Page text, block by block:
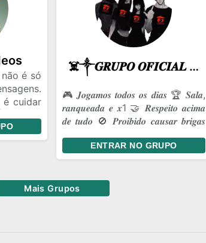
da sua
✔
✔
é só
é cuidar
ser
das
☠️༒𝑮𝑹𝑼𝑷𝑶 𝑶𝑭𝑰𝑪𝑰𝑨𝑳 𝑭𝑭༒☠️
🎮 𝑱𝒐𝒈𝒂𝒎𝒐𝒔 𝒕𝒐𝒅𝒐𝒔 𝒐𝒔 𝒅𝒊𝒂𝒔 🏆 𝑺𝒂𝒍𝒂,
𝒓𝒂𝒏𝒒𝒖𝒆𝒂𝒅𝒂 𝒆 𝒙1 🤝 𝑹𝒆𝒔𝒑𝒆𝒊𝒕𝒐 𝒂𝒄𝒊𝒎𝒂
𝒅𝒆 𝒕𝒖𝒅𝒐 🚫 𝑷𝒓𝒐𝒊𝒃𝒊𝒅𝒐 𝒄𝒂𝒖𝒔𝒂𝒓 𝒃𝒓𝒊𝒈𝒂𝒔
ENTRAR NO GRUPO
Mais Grupos